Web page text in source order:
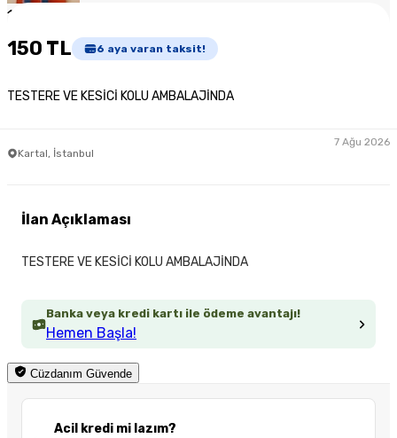
1
150 TL 6 aya varan taksit!
TESTERE VE KESİCİ KOLU AMBALAJİNDA
Kartal, İstanbul
7 Ağu 2026
Banka veya kredi kartı ile ödeme avantajı!
Hemen Başla!
Cüzdanım Güvende
Acil kredi mi lazım?
İlan Açıklaması
TESTERE VE KESİCİ KOLU AMBALAJİNDA